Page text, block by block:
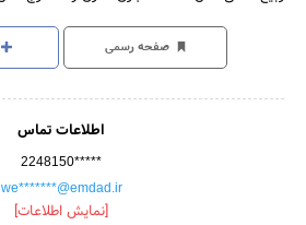
صفحه رسمی
اطلاعات تماس
2248150*****
we*******@emdad.ir
[نمایش اطلاعات]